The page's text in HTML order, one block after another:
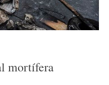
mortífera